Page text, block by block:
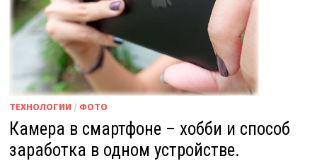
ТЕХНОЛОГИИ / ФОТО
Камера в смартфоне – хобби и способ
заработка в одном устройстве.